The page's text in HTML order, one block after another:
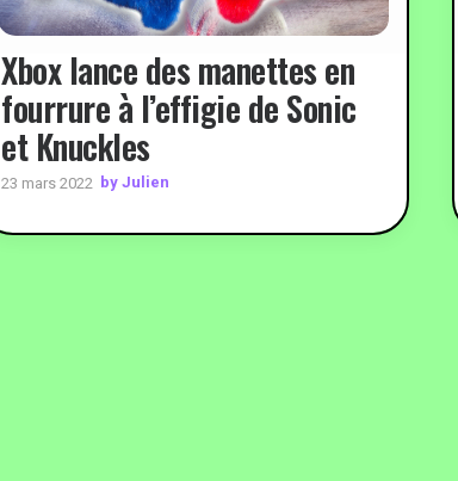
Xbox lance des manettes en
fourrure à l’effigie de Sonic
et Knuckles
23 mars 2022 by Julien